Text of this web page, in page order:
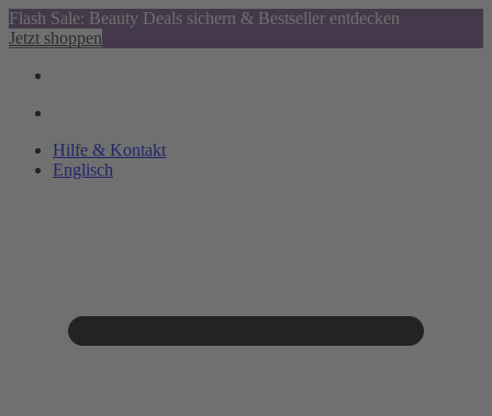
Flash Sale: Beauty Deals sichern & Bestseller entdecken
Jetzt shoppen
Hilfe & Kontakt
Englisch